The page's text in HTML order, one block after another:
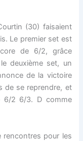
(30) faisaient
Le premier set est
de 6/2, grâce
deuxième set, un
de la victoire
de se reprendre, et
6/2 6/3. D comme
rencontres pour les